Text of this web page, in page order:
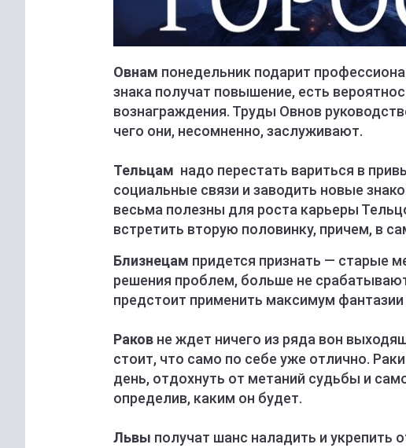
Овнам понедельник подарит
знака получат повышение, есть
вознаграждения. Труды Овнов
чего они, несомненно, заслуживают.
Тельцам надо перестать вариться в
социальные связи и заводить новые
весьма полезны для роста карьеры
встретить вторую половинку, причем, в
Близнецам придется признать — старые
решения проблем, больше не
предстоит применить максимум
Раков не ждет ничего из ряда вон
стоит, что само по себе уже отлично.
день, отдохнуть от метаний судьбы и
определив, каким он будет.
Львы получат шанс наладить и укрепить